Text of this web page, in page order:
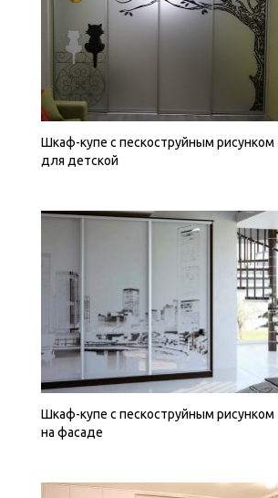
Шкаф-купе с пескоструйным рисунком
для детской
Шкаф-купе с пескоструйным рисунком
на фасаде